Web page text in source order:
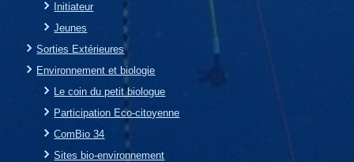
Initiateur
Jeunes
Sorties Extérieures
Environnement et biologie
Le coin du petit biologue
Participation Eco-citoyenne
ComBio 34
Sites bio-environnement